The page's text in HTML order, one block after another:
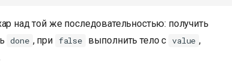
над той же последовательностью: получить
done , при false выполнить тело с value ,